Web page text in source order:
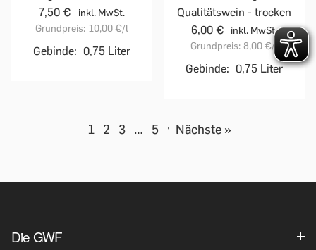
7,50 €
inkl. MwSt.
Grundpreis: 10,00 €/l
Gebinde: 0,75 Liter
Qualitätswein - trocken
6,00 €
inkl. MwSt.
Grundpreis: 8,00 €/l
Gebinde: 0,75 Liter
1 2 3 … 5 · Nächste »
Die GWF